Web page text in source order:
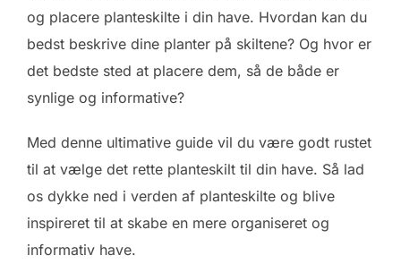
og placere planteskilte i din have. Hvordan kan du
bedst beskrive dine planter på skiltene? Og hvor er
det bedste sted at placere dem, så de både er
synlige og informative?
Med denne ultimative guide vil du være godt rustet
til at vælge det rette planteskilt til din have. Så lad
os dykke ned i verden af planteskilte og blive
inspireret til at skabe en mere organiseret og
informativ have.